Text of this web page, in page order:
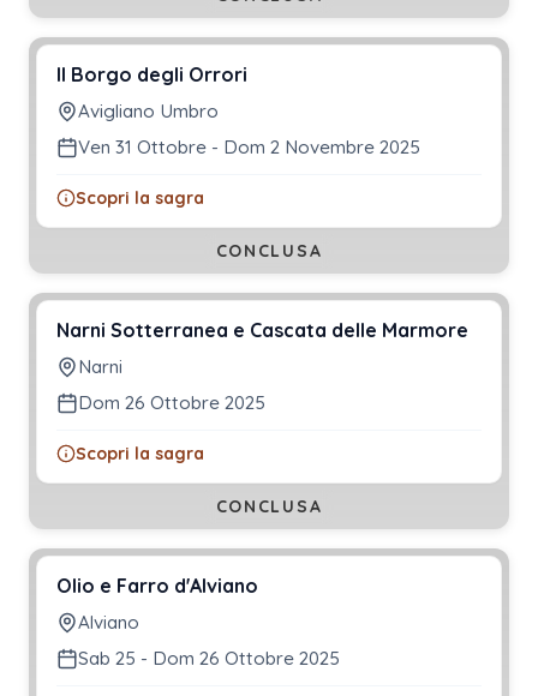
Il Borgo degli Orrori
Avigliano Umbro
Ven 31 Ottobre - Dom 2 Novembre 2025
Scopri la sagra
CONCLUSA
Narni Sotterranea e Cascata delle Marmore
Narni
Dom 26 Ottobre 2025
Scopri la sagra
CONCLUSA
Olio e Farro d'Alviano
Alviano
Sab 25 - Dom 26 Ottobre 2025